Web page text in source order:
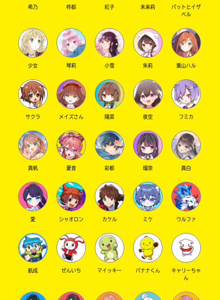
希乃 柊都 紅子 未来莉
パットとイザ
ベル
少女 琴莉 小雪 朱莉 葉山ハル
サクラ メイズさん 陽菜 夜空 フミカ
真帆 夏音 彩都 瑠奈 真白
愛 シャオロン カケル ミケ ウルファ
航成 ぜんいち マイッキー バナナくん
キャリーちゃ
ん